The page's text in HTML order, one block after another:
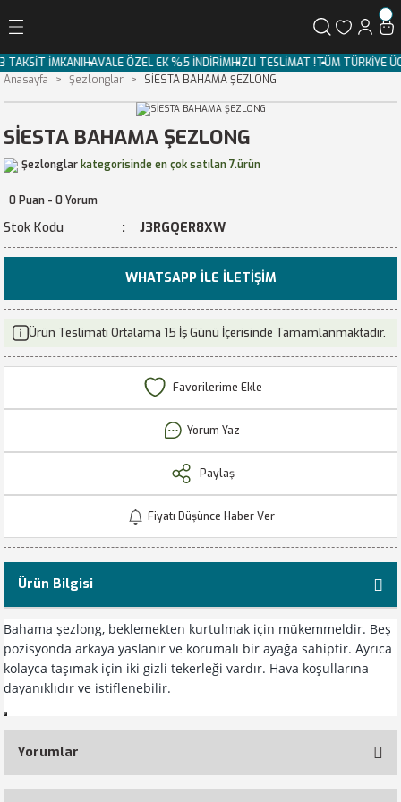
TAKSİT İMKANI HAVALE ÖZEL EK %5 İNDİRİMHIZLI TESLİMAT !TÜM TÜRKİYE
Anasayfa
Şezlonglar SİESTA BAHAMA ŞEZLONG
SİESTA BAHAMA ŞEZLONG
Şezlonglar kategorisinde en çok satılan 7.ürün
0 Puan - 0 Yorum
Stok Kodu J3RGQER8XW
WHATSAPP İLE İLETIŞIM
Ürün Teslimatı Ortalama 15 İş Günü İçerisinde Tamamlanmaktadır.
Yorum Yaz
Paylaş
Fiyatı Düşünce Haber Ver
Ürün Bilgisi
Bahama şezlong, beklemekten kurtulmak için mükemmeldir. Beş
pozisyonda arkaya yaslanır ve korumalı bir ayağa sahiptir. Ayrıca
kolayca taşımak için iki gizli tekerleği vardır. Hava koşullarına
dayanıklıdır ve istiflenebilir.
Yorumlar